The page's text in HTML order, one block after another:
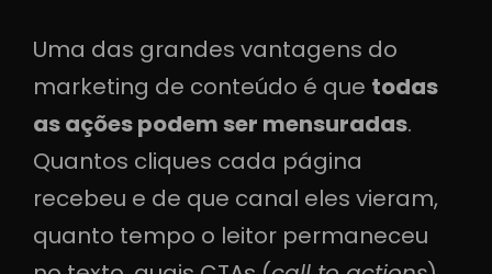
Uma das grandes vantagens do
marketing de conteúdo é que todas
as ações podem ser mensuradas.
Quantos cliques cada página
recebeu e de que canal eles vieram,
quanto tempo o leitor permaneceu